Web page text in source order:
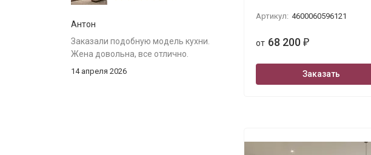
Артикул: 4600060596121
от 68 200 ₽
Заказать
Антон
Заказали подобную модель кухни.
Жена довольна, все отлично.
14 апреля 2026